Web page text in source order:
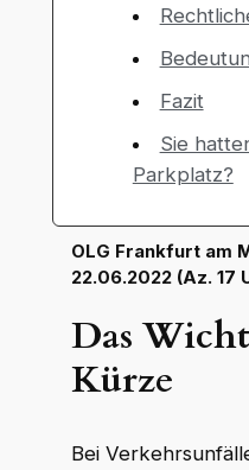
Fazit
Sie
Parkplatz?
OLG Frankfurt am
22.06.2022 (Az. 17
Das
Kürze
Bei